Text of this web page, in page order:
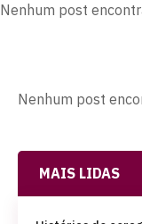
Nenhum post
Nenhum post
MAIS LIDAS